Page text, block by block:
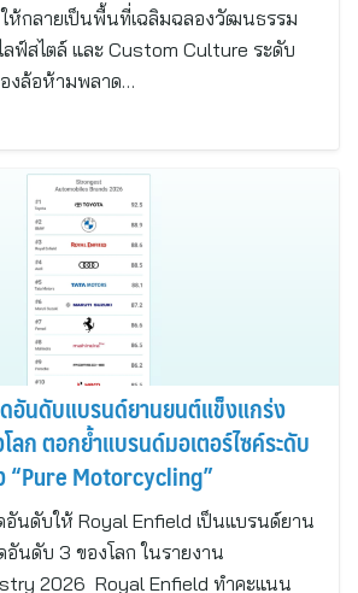
ห้กลายเป็นพื้นที่เฉลิมฉลองวัฒนธรรม
ลฟ์สไตล์ และ Custom Culture ระดับ
งล้อห้ามพลาด…
อันดับแบรนด์ยานยนต์แข็งแกร่ง
ก ตอกย้ำแบรนด์มอเตอร์ไซค์ระดับ
“Pure Motorcycling”
นดับให้ Royal Enfield เป็นแบรนด์ยาน
นดับ 3 ของโลก ในรายงาน
2026 Royal Enfield ทำคะแนน